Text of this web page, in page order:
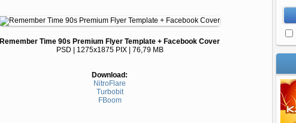
Remember Time 90s Premium Flyer Template + Facebook Cover
PSD | 1275x1875 PIX | 76,79 MB
Download:
NitroFlare
Turbobit
FBoom